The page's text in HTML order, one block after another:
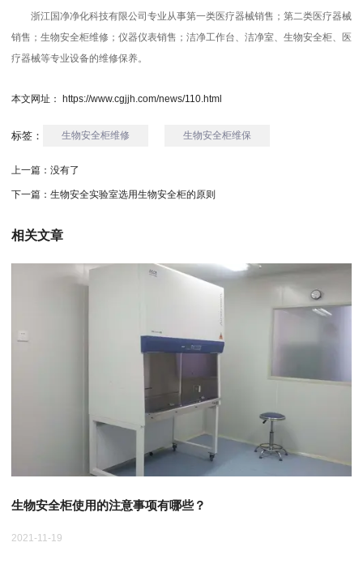
浙江国净净化科技有限公司专业从事第一类医疗器械销售；第二类医疗器械
销售； 生物安全柜维修 ；仪器仪表销售；洁净工作台、洁净室、生物安全柜、医
疗器械等专业设备的维修保养。
本文网址： https://www.cgjjh.com/news/110.html
标签： 生物安全柜维修 生物安全柜维保
上一篇： 没有了
下一篇： 生物安全实验室选用生物安全柜的原则
相关文章
生物安全柜使用的注意事项有哪些？
2021-11-19